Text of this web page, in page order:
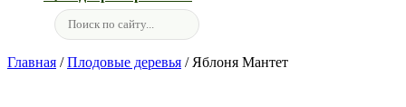
Главная /Плодовые деревья / Яблоня Мантет